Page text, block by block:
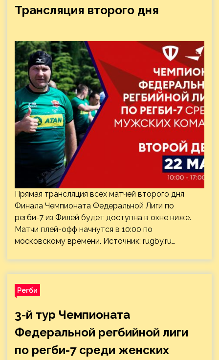
Трансляция второго дня
Прямая трансляция всех матчей второго дня
Финала Чемпионата Федеральной Лиги по
регби-7 из Филей будет доступна в окне ниже.
Матчи плей-офф начнутся в 10:00 по
московскому времени. Источник: rugby.ru…
Регби
3-й тур Чемпионата
Федеральной регбийной лиги
по регби-7 среди женских